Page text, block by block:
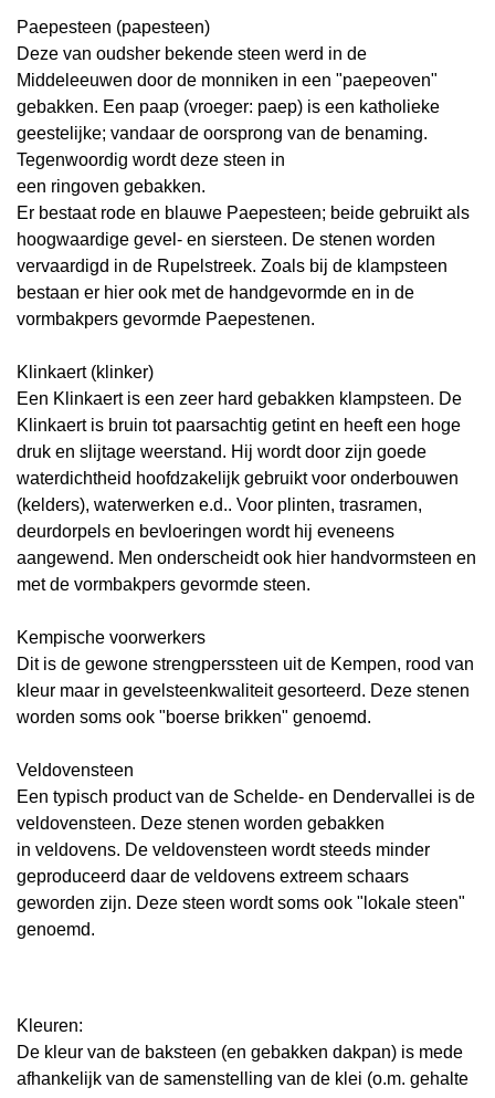
Paepesteen (papesteen)
Deze van oudsher bekende steen werd in de
Middeleeuwen door de monniken in een "paepeoven"
gebakken. Een paap (vroeger: paep) is een katholieke
geestelijke; vandaar de oorsprong van de benaming.
Tegenwoordig wordt deze steen in
een ringoven gebakken.
Er bestaat rode en blauwe Paepesteen; beide gebruikt als
hoogwaardige gevel- en siersteen. De stenen worden
vervaardigd in de Rupelstreek. Zoals bij de klampsteen
bestaan er hier ook met de handgevormde en in de
vormbakpers gevormde Paepestenen.
Klinkaert (klinker)
Een Klinkaert is een zeer hard gebakken klampsteen. De
Klinkaert is bruin tot paarsachtig getint en heeft een hoge
druk en slijtage weerstand. Hij wordt door zijn goede
waterdichtheid hoofdzakelijk gebruikt voor onderbouwen
(kelders), waterwerken e.d.. Voor plinten, trasramen,
deurdorpels en bevloeringen wordt hij eveneens
aangewend. Men onderscheidt ook hier handvormsteen en
met de vormbakpers gevormde steen.
Kempische voorwerkers
Dit is de gewone strengperssteen uit de Kempen, rood van
kleur maar in gevelsteenkwaliteit gesorteerd. Deze stenen
worden soms ook "boerse brikken" genoemd.
Veldovensteen
Een typisch product van de Schelde- en Dendervallei is de
veldovensteen. Deze stenen worden gebakken
in veldovens. De veldovensteen wordt steeds minder
geproduceerd daar de veldovens extreem schaars
geworden zijn. Deze steen wordt soms ook "lokale steen"
genoemd.
Kleuren:
De kleur van de baksteen (en gebakken dakpan) is mede
afhankelijk van de samenstelling van de klei (o.m. gehalte